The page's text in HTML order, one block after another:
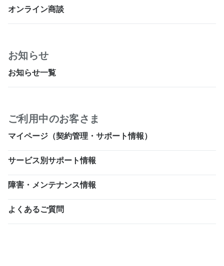
オンライン商談
お知らせ
お知らせ一覧
ご利用中のお客さま
マイページ（契約管理・サポート情報）
サービス別サポート情報
障害・メンテナンス情報
よくあるご質問